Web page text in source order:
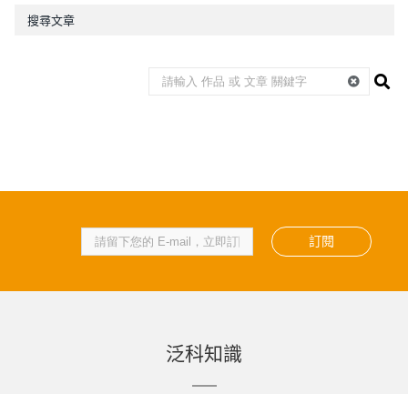
搜尋文章
訂閱
泛科知識